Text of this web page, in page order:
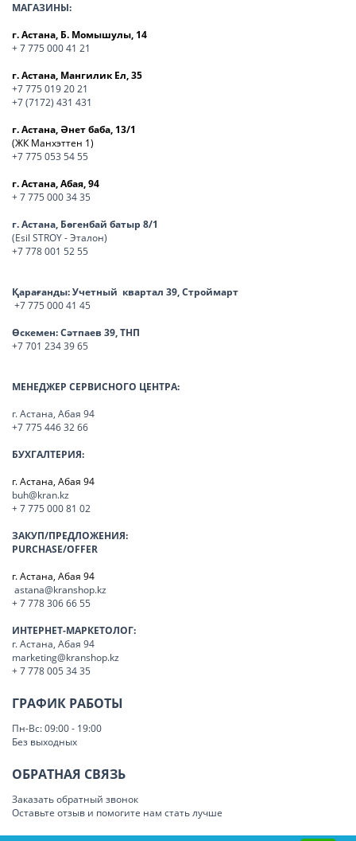
МАГАЗИНЫ:
г. Астана, Б. Момышулы, 14
+ 7 775 000 41 21
г. Астана, Мангилик Ел, 35
+7 775 019 20 21
+7 (7172) 431 431
г. Астана, Әнет баба, 13/1
(ЖК Манхэттен 1)
+7 775 053 54 55
г. Астана, Абая, 94
+ 7 775 000 34 35
г. Астана, Бөгенбай батыр 8/1
(Esil STROY - Эталон)
+7 778 001 52 55
Қарағанды:Учетный квартал 39, Строймарт
+7 775 000 41 45
Өскемен:Сәтпаев 39, ТНП
+7 701 234 39 65
МЕНЕДЖЕР СЕРВИСНОГО ЦЕНТРА:
г. Астана, Абая 94
+7 775 446 32 66
БУХГАЛТЕРИЯ:
г. Астана, Абая 94
buh@kran.kz
+ 7 775 000 81 02
ЗАКУП/ПРЕДЛОЖЕНИЯ:
PURCHASE/OFFER
г. Астана, Абая 94
astana@kranshop.kz
+ 7 778 306 66 55
ИНТЕРНЕТ-МАРКЕТОЛОГ:
г. Астана, Абая 94
marketing@kranshop.kz
+ 7 778 005 34 35
ГРАФИК РАБОТЫ
Пн-Вс: 09:00 - 19:00
Без выходных
ОБРАТНАЯ СВЯЗЬ
Заказать обратный звонок
Оставьте отзыв и помогите нам стать лучше